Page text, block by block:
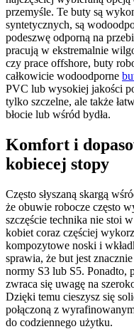
przemyśle. Te buty są
syntetycznych, są
podeszwę odporną na
pracują w ekstremalnie
czy prace offshore, buty
całkowicie wodoodporne
PVC lub wysokiej jakości
tylko szczelne, ale także
błocie lub wśród bydła.
Komfort i
kobiecej stopy
Często słyszaną skargą
że obuwie robocze często
szczęście technika nie stoi
kobiet coraz częściej
kompozytowe noski i
sprawia, że but jest
normy S3 lub S5. Ponadto,
zwraca się uwagę na
Dzięki temu cieszysz się
połączoną z
do codziennego użytku.